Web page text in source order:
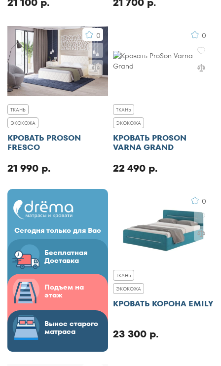
0
ТКАНЬ
ЭКОКОЖА
КРОВАТЬ PROSON
FRESCO
21 990 р.
0
ТКАНЬ
ЭКОКОЖА
КРОВАТЬ PROSON
VARNA GRAND
22 490 р.
Сегодня только для Вас
Бесплатная
Доставка
Подъем на
этаж
Вынос старого
матраса
0
ТКАНЬ
ЭКОКОЖА
КРОВАТЬ КОРОНА EMILY
23 300 р.